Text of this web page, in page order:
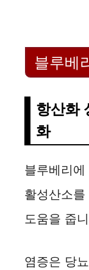
블루베
항산화
화
블루베리
활성산소
도움을 줍
염증은 당